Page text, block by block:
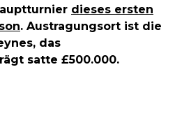
dieses ersten
. Austragungsort ist die
das
satte £500.000.